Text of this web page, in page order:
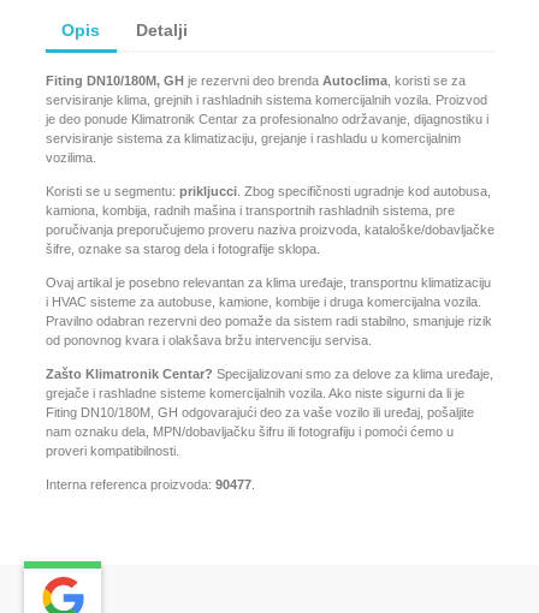
Opis Detalji
Fiting DN10/180M, GH je rezervni deo brenda Autoclima, koristi se za
servisiranje klima, grejnih i rashladnih sistema komercijalnih vozila. Proizvod
je deo ponude Klimatronik Centar za profesionalno održavanje, dijagnostiku i
servisiranje sistema za klimatizaciju, grejanje i rashladu u komercijalnim
vozilima.
Koristi se u segmentu: prikljucci. Zbog specifičnosti ugradnje kod autobusa,
kamiona, kombija, radnih mašina i transportnih rashladnih sistema, pre
poručivanja preporučujemo proveru naziva proizvoda, kataloške/dobavljačke
šifre, oznake sa starog dela i fotografije sklopa.
Ovaj artikal je posebno relevantan za klima uređaje, transportnu klimatizaciju
i HVAC sisteme za autobuse, kamione, kombije i druga komercijalna vozila.
Pravilno odabran rezervni deo pomaže da sistem radi stabilno, smanjuje rizik
od ponovnog kvara i olakšava bržu intervenciju servisa.
Zašto Klimatronik Centar? Specijalizovani smo za delove za klima uređaje,
grejače i rashladne sisteme komercijalnih vozila. Ako niste sigurni da li je
Fiting DN10/180M, GH odgovarajući deo za vaše vozilo ili uređaj, pošaljite
nam oznaku dela, MPN/dobavljačku šifru ili fotografiju i pomoći ćemo u
proveri kompatibilnosti.
Interna referenca proizvoda: 90477.